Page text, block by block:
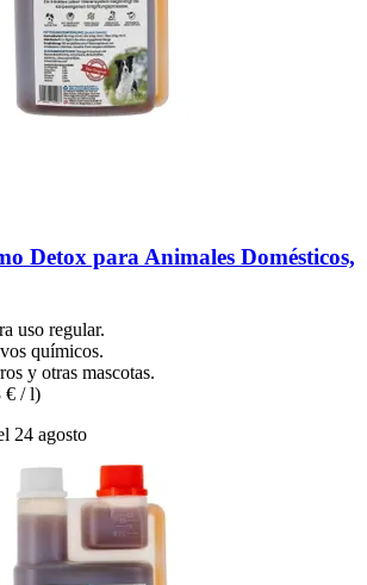
Detox para Animales Domésticos,
uso regular.
químicos.
y otras mascotas.
€ / l)
24 agosto